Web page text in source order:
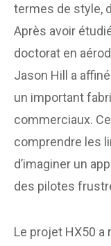
termes de style,
Après avoir
doctorat en
Jason Hill a
un important
commerciaux.
comprendre les
d’imaginer un
des pilotes
Le projet HX50